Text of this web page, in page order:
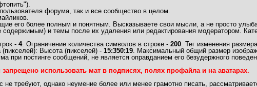
форума, так и все сообщество в целом.
его более полным и понятным. Высказываете свои мысли, а не просто
и темы после их удаления или редактирования модератором.
- 4. Ограничение количества символов в строке - 200. Тег изменения
Высота (пикселей) - 15:350:19. Максимальный общий размер
при постинге сообщений, не является оправданием его безудержного
запрещено использовать мат в подписях, полях профайла и на аватарах.
не требуют, однако неумение более или менее грамотно писать,